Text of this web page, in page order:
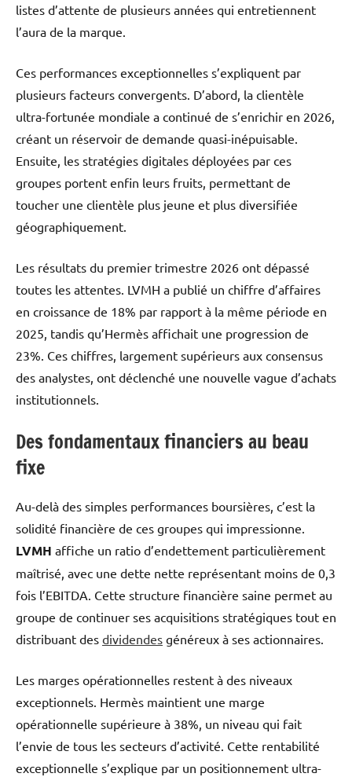
listes d’attente de plusieurs années qui entretiennent
l’aura de la marque.
Ces performances exceptionnelles s’expliquent par
plusieurs facteurs convergents. D’abord, la clientèle
ultra-fortunée mondiale a continué de s’enrichir en 2026,
créant un réservoir de demande quasi-inépuisable.
Ensuite, les stratégies digitales déployées par ces
groupes portent enfin leurs fruits, permettant de
toucher une clientèle plus jeune et plus diversifiée
géographiquement.
Les résultats du premier trimestre 2026 ont dépassé
toutes les attentes. LVMH a publié un chiffre d’affaires
en croissance de 18% par rapport à la même période en
2025, tandis qu’Hermès affichait une progression de
23%. Ces chiffres, largement supérieurs aux consensus
des analystes, ont déclenché une nouvelle vague d’achats
institutionnels.
Des fondamentaux financiers au beau
fixe
Au-delà des simples performances boursières, c’est la
solidité financière de ces groupes qui impressionne.
LVMH affiche un ratio d’endettement particulièrement
maîtrisé, avec une dette nette représentant moins de 0,3
fois l’EBITDA. Cette structure financière saine permet au
groupe de continuer ses acquisitions stratégiques tout en
distribuant des dividendes généreux à ses actionnaires.
Les marges opérationnelles restent à des niveaux
exceptionnels. Hermès maintient une marge
opérationnelle supérieure à 38%, un niveau qui fait
l’envie de tous les secteurs d’activité. Cette rentabilité
exceptionnelle s’explique par un positionnement ultra-